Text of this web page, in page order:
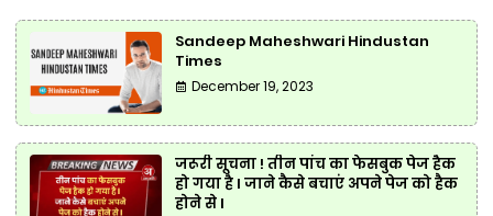
Sandeep Maheshwari Hindustan
Times
December 19, 2023
जरूरी सूचना ! तीन पांच का फेसबुक पेज हैक
हो गया है l जाने कैसे बचाएं अपने पेज को हैक
होने से l